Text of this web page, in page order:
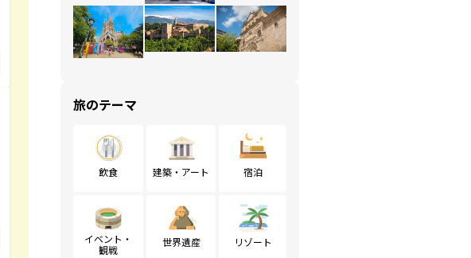
旅のテーマ
飲食 建築・アート 宿泊
イベント・
観戦
世界遺産 リゾート